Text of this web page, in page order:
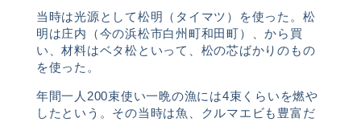
当時は光源として松明（タイマツ）を使った。松
明は庄内（今の浜松市白州町和田町）、から買
い、材料はベタ松といって、松の芯ばかりのもの
を使った。
年間一人 200束使い一晩の漁には4束くらいを燃や
したという。その当時は魚、クルマエビも豊富だ